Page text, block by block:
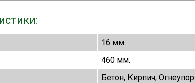
16 мм.
460 мм.
Бетон, Кирпич,